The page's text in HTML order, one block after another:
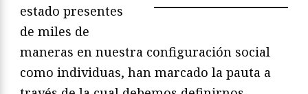
estado presentes
de miles de
maneras en nuestra configuración social
como individuas, han marcado la pauta a